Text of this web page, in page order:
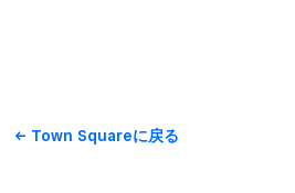
Town Squareに​戻る